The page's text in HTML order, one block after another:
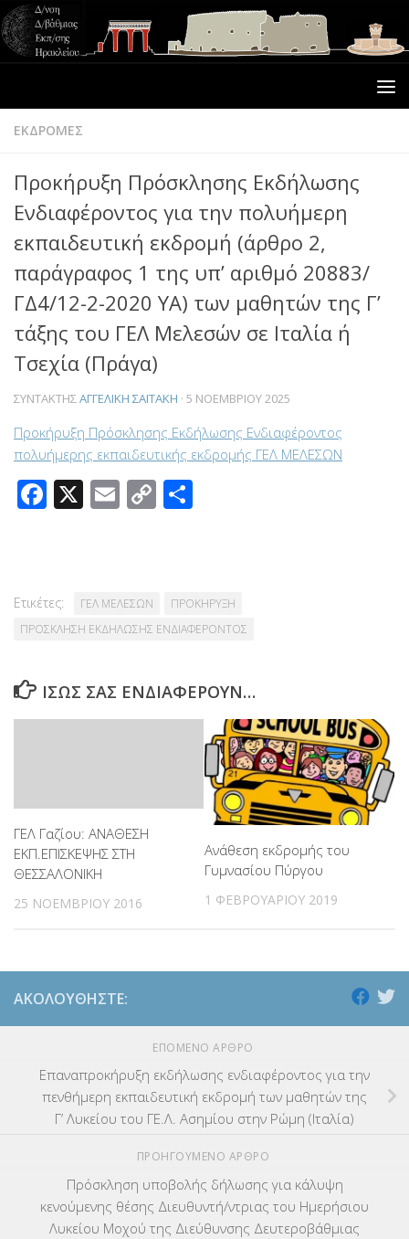
ΕΚΔΡΟΜΕΣ
Προκήρυξη Πρόσκλησης Εκδήλωσης
Ενδιαφέροντος για την πολυήμερη
εκπαιδευτική εκδρομή (άρθρο 2,
παράγραφος 1 της υπ’ αριθμό 20883/
ΓΔ4/12-2-2020 YA) των μαθητών της Γ’
τάξης του ΓΕΛ Μελεσών σε Ιταλία ή
Τσεχία (Πράγα)
ΣΥΝΤΆΚΤΗΣΑΓΓΕΛΙΚΉ ΣΑΪΤΆΚΗ · 5 ΝΟΕΜΒΡΊΟΥ 2025
Προκήρυξη Πρόσκλησης Εκδήλωσης Ενδιαφέροντος
πολυήμερης εκπαιδευτικής εκδρομής ΓΕΛ ΜΕΛΕΣΩΝ
Facebook
X Email
Copy
Ετικέτες: ΓΕΛ ΜΕΛΕΣΩΝ
ΠΡΟΚΗΡΥΞΗ
ΠΡΟΣΚΛΗΣΗ ΕΚΔΗΛΩΣΗΣ ΕΝΔΙΑΦΕΡΟΝΤΟΣ
ΊΣΩΣ ΣΑΣ ΕΝΔΙΑΦΈΡΟΥΝ…
ΓΕΛ Γαζίου: ΑΝΑΘΕΣΗ
ΕΚΠ.ΕΠΙΣΚΕΨΗΣ ΣΤΗ
ΘΕΣΣΑΛΟΝΙΚΗ
25 ΝΟΕΜΒΡΊΟΥ 2016
Ανάθεση εκδρομής του
Γυμνασίου Πύργου
1 ΦΕΒΡΟΥΑΡΊΟΥ 2019
ΑΚΟΛΟΥΘΉΣΤΕ:
ΕΠΌΜΕΝΟ ΆΡΘΡΟ
Επαναπροκήρυξη εκδήλωσης ενδιαφέροντος για την
πενθήμερη εκπαιδευτική εκδρομή των μαθητών της
Γ’ Λυκείου του ΓΕ.Λ. Ασημίου στην Ρώμη (Ιταλία)
ΠΡΟΗΓΟΎΜΕΝΟ ΆΡΘΡΟ
Πρόσκληση υποβολής δήλωσης για κάλυψη
κενούμενης θέσης Διευθυντή/ντριας του Ημερήσιου
Λυκείου Μοχού της Διεύθυνσης Δευτεροβάθμιας